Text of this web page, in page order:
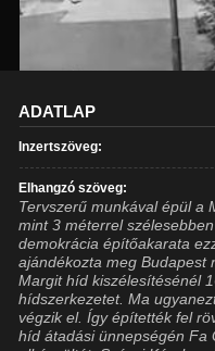
ADATLAP
Inzertszöveg:
Elhangzó szöveg:
Tervszerű munkával épül a
mint 3 méterrel
demokrácia építőakarata
ajándékozta meg Budapest
Margit híd kiszélesítésénél
hídszerkezetet. Ma
végzik el. Így építették fel
híd átadási ünnepségén